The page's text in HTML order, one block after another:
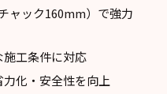
ャック160mm）で強力
工条件に対応
化・安全性を向上